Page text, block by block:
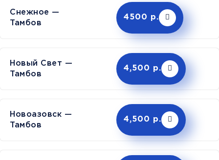
Снежное —
Тамбов
4500 р.
Новый Свет —
Тамбов
4,500 р.
Новоазовск —
Тамбов
4,500 р.